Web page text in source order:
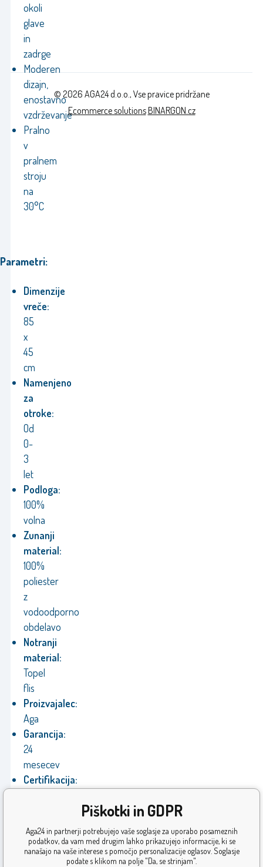
okoli
glave
in
zadrge
Moderen
dizajn,
enostavno
vzdrževanje
Pralno
v
pralnem
stroju
na
30°C
Parametri:
Dimenzije
vreče:
85
x
45
cm
Namenjeno
za
otroke:
Od
0-
3
let
Podloga:
100%
volna
Zunanji
material:
100%
poliester
z
vodoodporno
obdelavo
Notranji
material:
Topel
flis
Proizvajalec:
Aga
Garancija:
24
mesecev
Certifikacija:
izpolnjuje
smernice
EU
© 2026 AGA24 d.o.o., Vse pravice pridržane
Ecommerce solutionsBINARGON.cz
Piškotki in GDPR
Aga24 in partnerji potrebujejo vaše soglasje za uporabo posameznih
podatkov, da vam med drugim lahko prikazujejo informacije, ki se
nanašajo na vaše interese s pomočjo personalizacije oglasov. Soglasje
podate s klikom na polje "Da, se strinjam".